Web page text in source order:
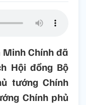
Chính đã
Hội đồng Bộ
tướng Chính
Chính phủ